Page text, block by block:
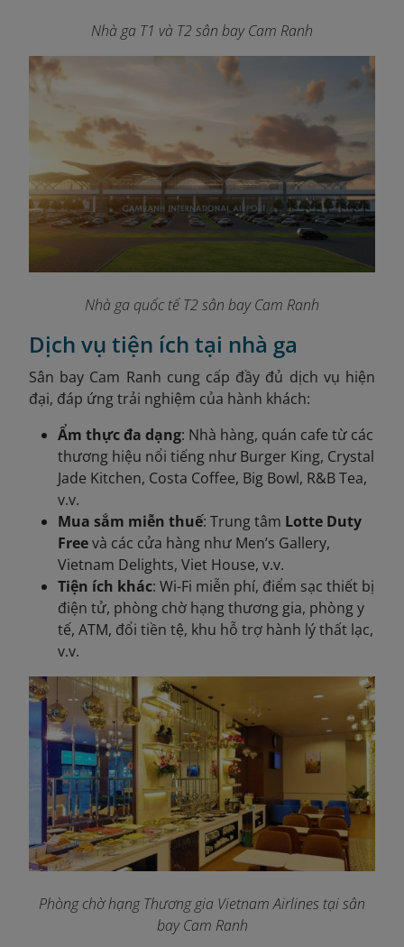
Nhà ga T1 và T2 sân bay Cam Ranh
Nhà ga quốc tế T2 sân bay Cam Ranh
Dịch vụ tiện ích tại nhà ga
Sân bay Cam Ranh cung cấp đầy đủ dịch vụ hiện
đại, đáp ứng trải nghiệm của hành khách:
Ẩm thực đa dạng: Nhà hàng, quán cafe từ các
thương hiệu nổi tiếng như Burger King, Crystal
Jade Kitchen, Costa Coffee, Big Bowl, R&B Tea,
v.v.
Mua sắm miễn thuế: Trung tâm Lotte Duty
Freevà các cửa hàng như Men’s Gallery,
Vietnam Delights, Viet House, v.v.
Tiện ích khác: Wi-Fi miễn phí, điểm sạc thiết bị
điện tử, phòng chờ hạng thương gia, phòng y
tế, ATM, đổi tiền tệ, khu hỗ trợ hành lý thất lạc,
v.v.
Phòng chờ hạng Thương gia Vietnam Airlines tại sân
bay Cam Ranh